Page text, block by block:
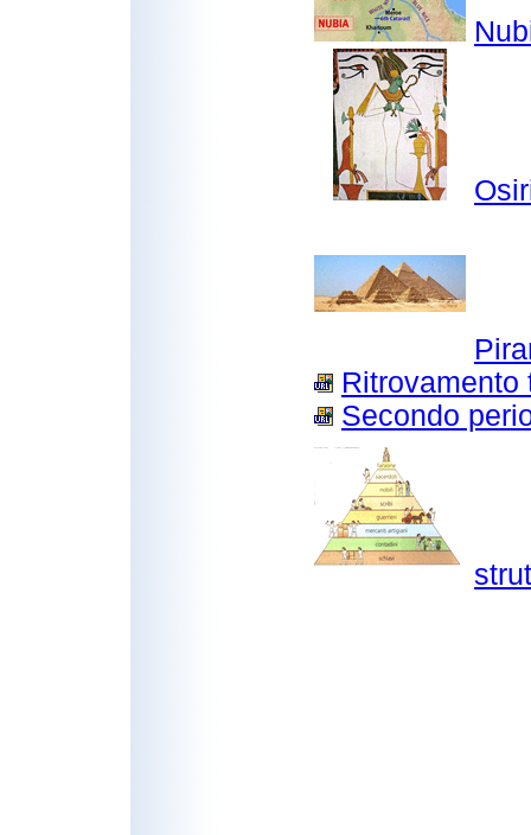
Ritrovamento
Secondo